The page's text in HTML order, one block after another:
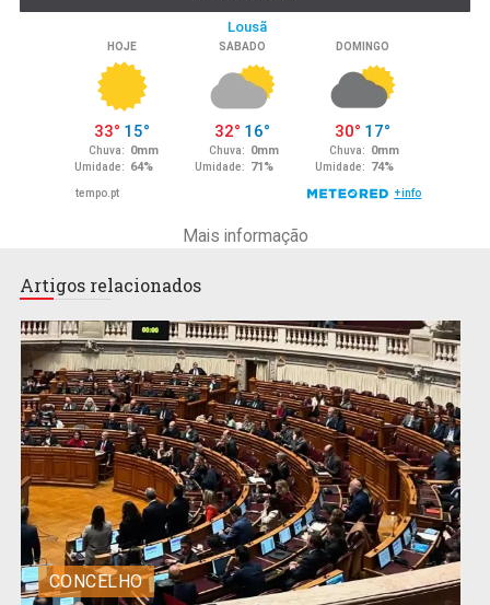
Mais informação
Artigos relacionados
CONCELHO